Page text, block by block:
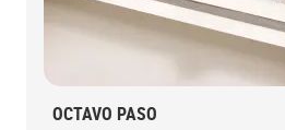
OCTAVO PASO